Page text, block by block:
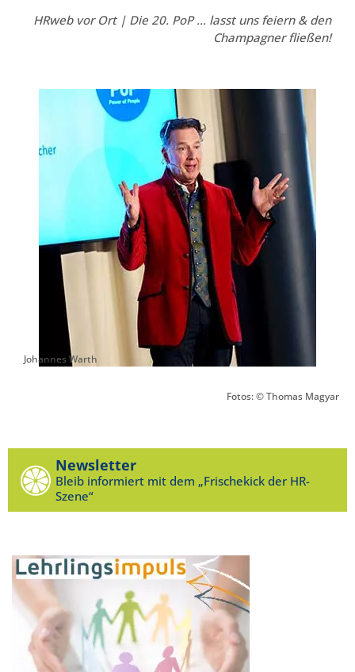
HRweb vor Ort | Die 20. PoP … lasst uns feiern & den
Champagner fließen!
Johannes Warth
Fotos: © Thomas Magyar
Newsletter
Bleib informiert mit dem „Frischekick der HR-
Szene“